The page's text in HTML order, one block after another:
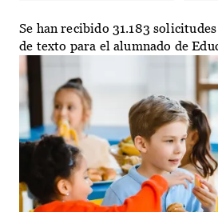
Se han recibido 31.183
de texto para el alumnado de